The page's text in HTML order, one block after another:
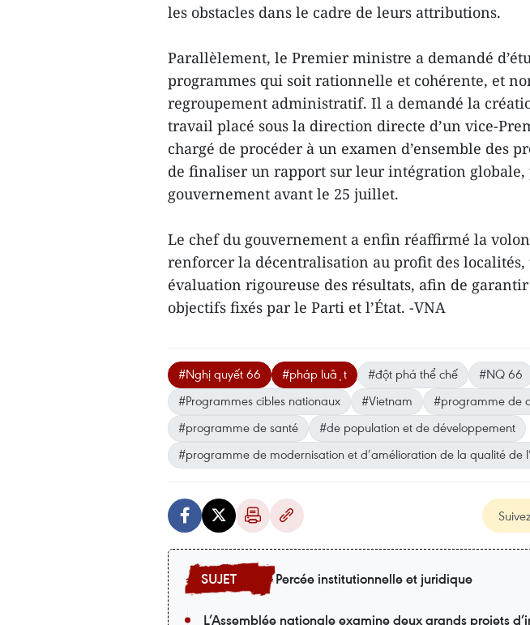
les obstacles dans le cadre de leurs attributions.
Parallèlement, le Premier ministre a demandé
programmes qui soit rationnelle et cohérente, et
regroupement administratif. Il a demandé la
travail placé sous la direction directe d’un vice-
chargé de procéder à un examen d’ensemble des
de finaliser un rapport sur leur intégration globale,
gouvernement avant le 25 juillet.
Le chef du gouvernement a enfin réaffirmé la
renforcer la décentralisation au profit des
évaluation rigoureuse des résultats, afin de
objectifs fixés par le Parti et l’État. -VNA
#Nghị quyết 66 #pháp luật #đột phá thể chế
#NQ 66
#Programmes cibles nationaux
#Vietnam
#programme de
#programme de santé
#de population et de développement
#programme de modernisation et d’amélioration de la qualité de
Percée institutionnelle et juridique
L’Assemblée nationale examine deux grands projets